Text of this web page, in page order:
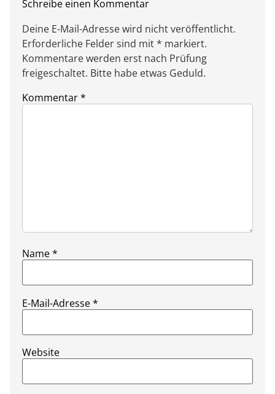
Schreibe einen Kommentar
Deine E-Mail-Adresse wird nicht veröffentlicht.
Erforderliche Felder sind mit * markiert.
Kommentare werden erst nach Prüfung
freigeschaltet. Bitte habe etwas Geduld.
Kommentar*
Name*
E-Mail-Adresse*
Website